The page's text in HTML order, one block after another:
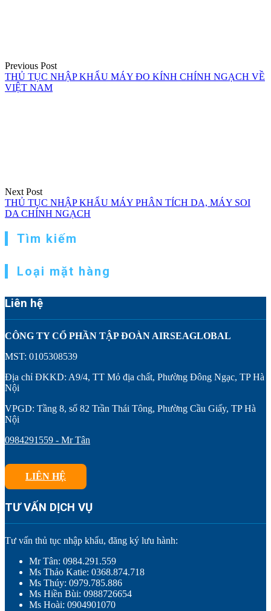
Previous Post
THỦ TỤC NHẬP KHẨU MÁY ĐO KÍNH CHÍNH NGẠCH VỀ
VIỆT NAM
Next Post
THỦ TỤC NHẬP KHẨU MÁY PHÂN TÍCH DA, MÁY SOI
DA CHÍNH NGẠCH
Tìm kiếm
Loại mặt hàng
Liên hệ
CÔNG TY CỔ PHẦN TẬP ĐOÀN AIRSEAGLOBAL
MST: 0105308539
Địa chỉ ĐKKD: A9/4, TT Mỏ địa chất, Phường Đông Ngạc, TP Hà
Nội
VPGD: Tầng 8, số 82 Trần Thái Tông, Phường Cầu Giấy, TP Hà
Nội
0984291559 - Mr Tân
LIÊN HỆ
TƯ VẤN DỊCH VỤ
Tư vấn thủ tục nhập khẩu, đăng ký lưu hành:
Mr Tân: 0984.291.559
Ms Thảo Katie: 0368.874.718
Ms Thúy: 0979.785.886
Ms Hiền Bùi: 0988726654
Ms Hoài: 0904901070